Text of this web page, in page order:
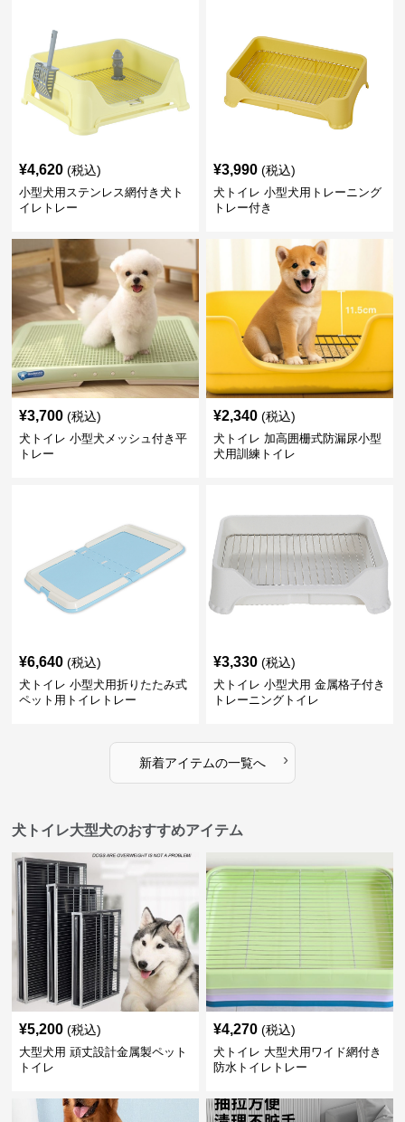
¥4,620 (税込)
小型犬用ステンレス網付き犬ト
イレトレー
¥3,990 (税込)
犬トイレ 小型犬用トレーニング
トレー付き
¥3,700 (税込)
犬トイレ 小型犬メッシュ付き平
トレー
¥2,340 (税込)
犬トイレ 加高囲栅式防漏尿小型
犬用訓練トイレ
¥6,640 (税込)
犬トイレ 小型犬用折りたたみ式
ペット用トイレトレー
¥3,330 (税込)
犬トイレ 小型犬用 金属格子付き
トレーニングトイレ
新着アイテムの一覧へ ›
犬トイレ大型犬のおすすめアイテム
¥5,200 (税込)
大型犬用 頑丈設計金属製ペット
トイレ
¥4,270 (税込)
犬トイレ 大型犬用ワイド網付き
防水トイレトレー